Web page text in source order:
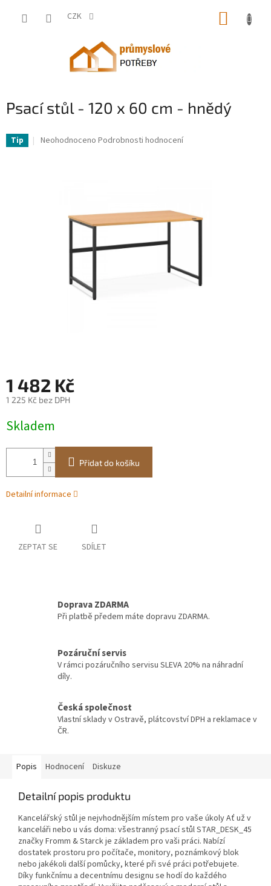
CZK
Psací stůl - 120 x 60 cm - hnědý
Tip
Průměrné
hvězdiček.
Neohodnoceno Podrobnosti hodnocení
1 482 Kč
1 225 Kč bez DPH
cena:
Skladem
Přidat do košíku
Detailní informace
ZEPTAT SE SDÍLET
Doprava ZDARMA
Při platbě předem máte dopravu ZDARMA.
Pozáruční servis
V rámci pozáručního servisu SLEVA 20% na náhradní
díly.
Česká společnost
Vlastní sklady v Ostravě, plátcovství DPH a reklamace v
ČR.
Popis Hodnocení Diskuze
Detailní popis produktu
Kancelářský stůl je nejvhodnějším místem pro vaše úkoly Ať už v
kanceláři nebo u vás doma: všestranný psací stůl STAR_DESK_45
značky Fromm & Starck je základem pro vaši práci. Nabízí
dostatek prostoru pro počítače, monitory, poznámkový blok
nebo jakékoli další pomůcky, které při své práci potřebujete.
Díky funkčnímu a decentnímu designu se hodí do každého